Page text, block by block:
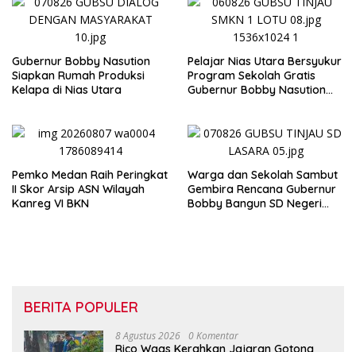
Gubernur Bobby Nasution
Siapkan Rumah Produksi
Kelapa di Nias Utara
Pelajar Nias Utara Bersyukur
Program Sekolah Gratis
Gubernur Bobby Nasution
Pemko Medan Raih Peringkat
II Skor Arsip ASN Wilayah
Kanreg VI BKN
Warga dan Sekolah Sambut
Gembira Rencana Gubernur
Bobby Bangun SD Negeri
BERITA POPULER
8 Agustus 2026 0 Komentar
Rico Waas Kerahkan Jajaran Gotong